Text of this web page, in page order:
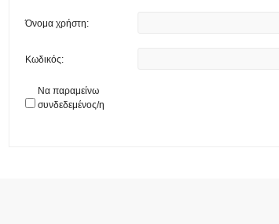
Όνομα χρήστη:
Κωδικός:
Να παραμείνω
συνδεδεμένος/η